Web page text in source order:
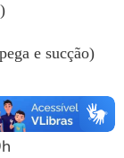
e sucção)
cantada